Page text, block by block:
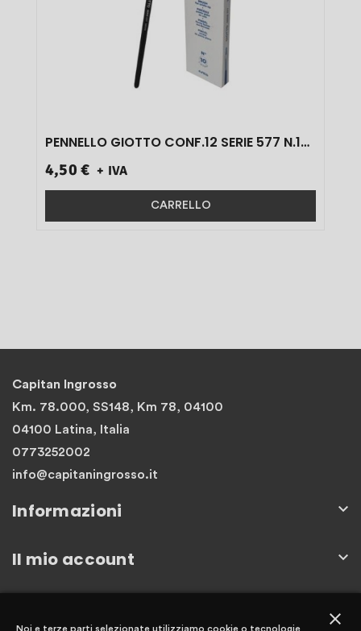
PENNELLO GIOTTO CONF.12 SERIE 577 N.10
4,50 € + IVA
CARRELLO
Capitan Ingrosso
Km. 78.000, SS148, Km 78, 04100
04100 Latina, Italia
0773252002
info@capitaningrosso.it
Informazioni 
Il mio account 
close
Noi e terze parti selezionate utilizziamo cookie o tecnologie